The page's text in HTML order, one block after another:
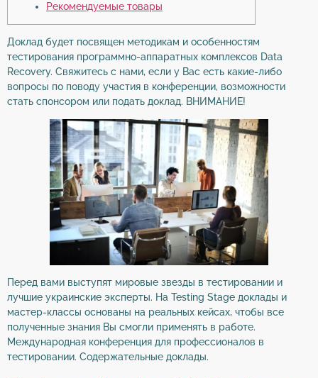
Рекомендуемые товары
Доклад будет посвящен методикам и особенностям
тестирования программно-аппаратных комплексов Data
Recovery. Свяжитесь с нами, если у Вас есть какие-либо
вопросы по поводу участия в конференции, возможности
стать спонсором или подать доклад. ВНИМАНИЕ!
Перед вами выступят мировые звезды в тестировании и
лучшие украинские эксперты. На Testing Stage доклады и
мастер-классы основаны на реальных кейсах, чтобы все
полученные знания Вы смогли применять в работе.
Международная конференция для профессионалов в
тестировании. Содержательные доклады.